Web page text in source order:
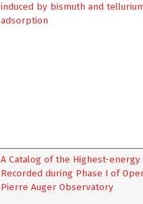
induced by bismuth and
adsorption
A Catalog of the Highest-energy
Recorded during Phase I of
Pierre Auger Observatory